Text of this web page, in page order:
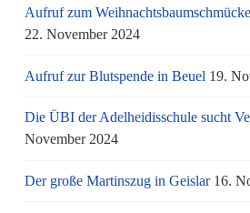
Aufruf zum
22. November 2024
Aufruf zur Blutspende in Beuel 19.
Die ÜBI der Adelheidisschule sucht
November 2024
Der große Martinszug in Geislar 16.